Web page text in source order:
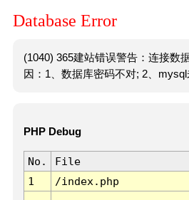
Database Error
(1040) 365建站错误警告：连接数
因：1、数据库密码不对; 2、mysql
PHP Debug
No. File
1
/index.php